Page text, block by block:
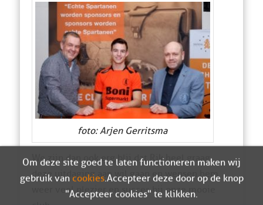
foto: Arjen Gerritsma
We zijn dan ook erg blij dat Rik heel graag
deze uitdaging aan wil gaan en wensen hem
weer veel plezier en succes bij onze mooie
Om deze site goed te laten functioneren maken wij
gebruik van cookies. Accepteer deze door op de knop
"Accepteer cookies" te klikken.